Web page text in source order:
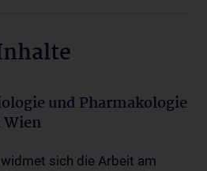
und Pharmakologie
Wien
sich die Arbeit am